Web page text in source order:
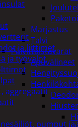
Marjastus
Talvi
Päivittäistavarat
Apuvälineet
ja liittimet
ja työvalot
aggregaatit
pumput ja